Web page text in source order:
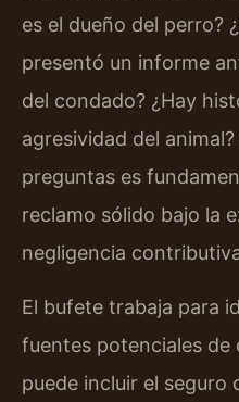
es el dueño del perro?
presentó un informe
del condado? ¿Hay
agresividad del
preguntas es
reclamo sólido bajo la
negligencia
El bufete trabaja para
fuentes potenciales de
puede incluir el seguro